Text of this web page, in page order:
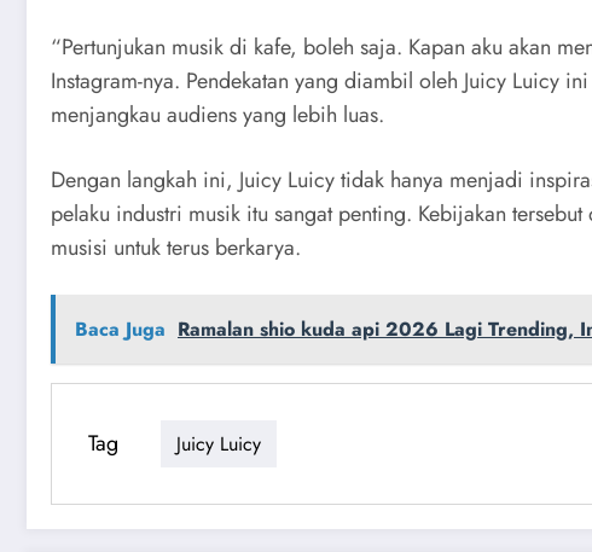
“Pertunjukan musik di kafe, boleh saja. Kapan aku akan
Instagram-nya. Pendekatan yang diambil oleh Juicy Luicy
menjangkau audiens yang lebih luas.
Dengan langkah ini, Juicy Luicy tidak hanya menjadi
pelaku industri musik itu sangat penting. Kebijakan
musisi untuk terus berkarya.
Baca Juga Ramalan shio kuda api 2026 Lagi Trending,
Tag Juicy Luicy